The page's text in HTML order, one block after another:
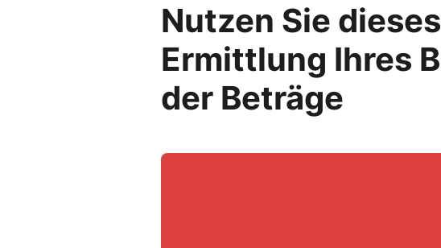
Nutzen Sie
Ermittlung Ihres
der Beträge